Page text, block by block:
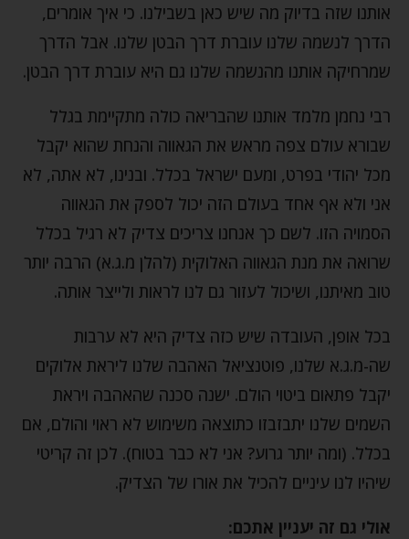
אותנו שזה בדיוק מה שיש כאן בשבילנו. כי איך אומרים,
הדרך לנשמה שלנו עוברת דרך הבטן שלנו. אבל הדרך
שמרחיקה אותנו מהנשמה שלנו גם היא עוברת דרך הבטן.
רבי נחמן מלמד אותנו שהבריאה כולה מתקיימת בגלל
שבורא עולם צפה מראש את הגאווה והנחת שהוא יקבל
מכל יהודי בפרט, ומעם ישראל בכלל. ובנינו, לא אתה, לא
אני ולא אף אחד בעולם הזה יכול לספק את הגאווה
הסמויה הזו. לשם כך אנחנו צריכים צדיק לא רגיל בכלל
שרואה את מנת הגאווה האלוקית (להלן מ.ג.א) הרבה יותר
טוב מאיתנו, ושיכול לעזור גם לנו לראות ולייצר אותה.
בכל אופן, העובדה שיש כזה צדיק היא לא ערבות
שה-מ.ג.א שלנו, פוטנציאל האהבה שלנו ליראת אלוקים
יקבל פתאום ביטוי הולם. ישנה סכנה שהאהבה ויראת
השמים שלנו יתבזבזו כתוצאה משימוש לא ראוי והולם, אם
בכלל. (ומה יותר גרוע? אני לא כבר בטוח). לכן זה קריטי
שיהיו לנו עיניים להכיל את אורו של הצדיק.
אולי גם זה יעניין אתכם: